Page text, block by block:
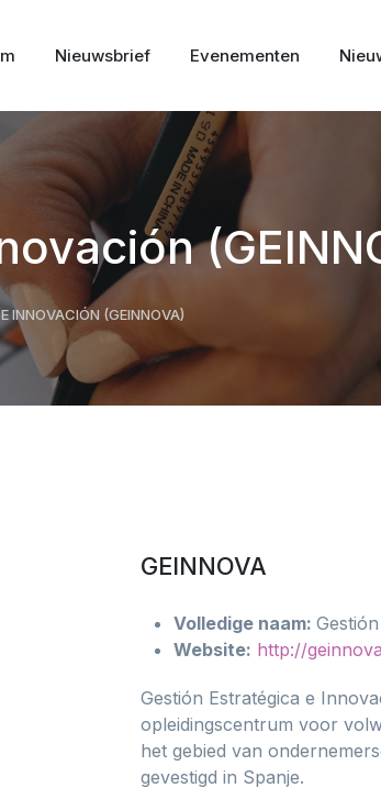
Nieuwsbrief Evenementen
INNOVACIÓN (GEINNOVA)
GEINNOVA
Volledige naam:
Website: http://
Gestión Estratégica e
opleidingscentrum voor
het gebied van
gevestigd in Spanje.